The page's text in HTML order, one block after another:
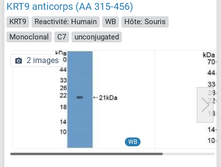
KRT9 anticorps (AA 315-456)
KRT9 Reactivité: Humain WB
Hôte: Souris
Monoclonal
C7 unconjugated
WB
2 images